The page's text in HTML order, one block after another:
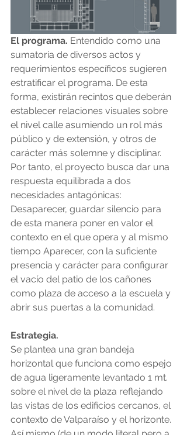
El programa. Entendido como una
sumatoria de diversos actos y
requerimientos específicos sugieren
estratificar el programa. De esta
forma, existirán recintos que deberán
establecer relaciones visuales sobre
el nivel calle asumiendo un rol más
público y de extensión, y otros de
carácter más solemne y disciplinar.
Por tanto, el proyecto busca dar una
respuesta equilibrada a dos
necesidades antagónicas:
Desaparecer, guardar silencio para
de esta manera poner en valor el
contexto en el que opera y al mismo
tiempo Aparecer, con la suficiente
presencia y carácter para configurar
el vacío del patio de los cañones
como plaza de acceso a la escuela y
abrir sus puertas a la comunidad.
Estrategia.
Se plantea una gran bandeja
horizontal que funciona como espejo
de agua ligeramente levantado 1 mt.
sobre el nivel de la plaza reflejando
las vistas de los edificios cercanos, el
contexto de Valparaíso y el horizonte.